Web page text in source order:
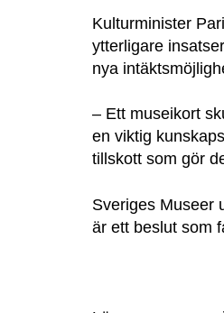
Kulturminister
ytterligare
nya
– Ett museikort
en viktig
tillskott som gör
Sveriges Museer
är ett beslut som